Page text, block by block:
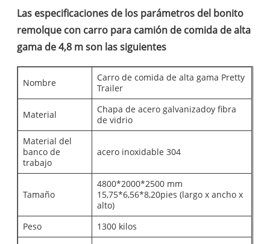
Las especificaciones de los parámetros del bonito
remolque con carro para camión de comida de alta
gama de 4,8 m son las siguientes
Nombre
Carro de comida de alta gama Pretty
Trailer
Material Chapa de acero galvanizadoy fibra
de vidrio
Material del
banco de
trabajo
acero inoxidable 304
Tamaño
4800*2000*2500 mm
15,75*6,56*8,20pies (largo x ancho x
alto)
Peso
1300 kilos